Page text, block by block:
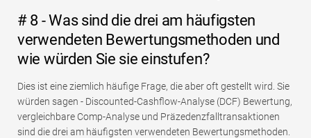
# 8 - Was sind die drei am häufigsten
verwendeten Bewertungsmethoden und
wie würden Sie sie einstufen?
Dies ist eine ziemlich häufige Frage, die aber oft gestellt wird. Sie
würden sagen - Discounted-Cashflow-Analyse (DCF) Bewertung,
vergleichbare Comp-Analyse und Präzedenzfalltransaktionen
sind die drei am häufigsten verwendeten Bewertungsmethoden.